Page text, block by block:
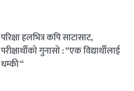
परिक्षा हलभित्र कपि साटासाट,
परीक्षार्थीको गुनासो : “एक विद्यार्थीलाई
धम्की “